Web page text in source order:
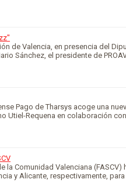
de Valencia, en presencia del
Sánchez, el presidente de
Pago de Tharsys acoge una
Utiel-Requena en colaboración
la Comunidad Valenciana (FASCV)
y Alicante, respectivamente,